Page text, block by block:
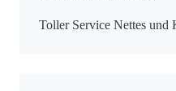
Toller Service Nettes und